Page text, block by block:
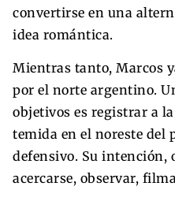
convertirse en una
idea romántica.
Mientras tanto, Marcos
por el norte argentino.
objetivos es registrar a
temida en el noreste del
defensivo. Su intención,
acercarse, observar,